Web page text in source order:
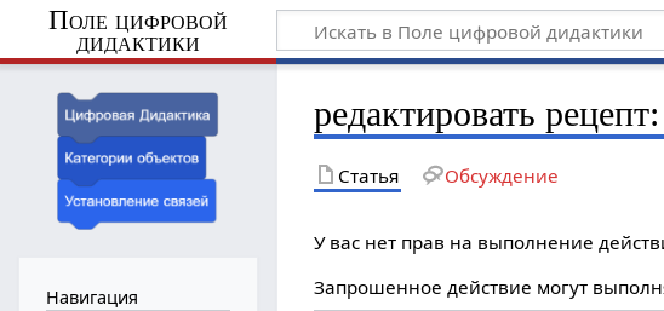
Поле цифровой
дидактики
редактировать
Статья Обсуждение
У вас нет прав на выполнение
Запрошенное действие могут
Навигация